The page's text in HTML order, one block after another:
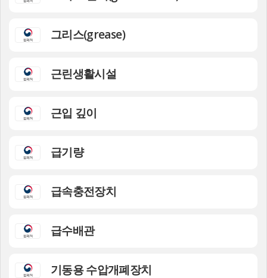
그리스(grease)
근린생활시설
근입 깊이
급기량
급속충전장치
급수배관
기동용 수압개폐장치